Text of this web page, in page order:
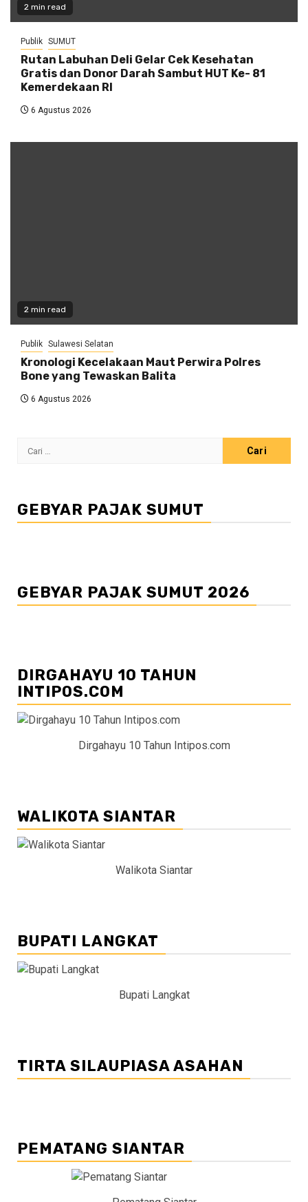
2 min read
Publik SUMUT
Rutan Labuhan Deli Gelar Cek Kesehatan
Gratis dan Donor Darah Sambut HUT Ke- 81
Kemerdekaan RI
6 Agustus 2026
2 min read
Publik Sulawesi Selatan
Kronologi Kecelakaan Maut Perwira Polres
Bone yang Tewaskan Balita
6 Agustus 2026
Cari
GEBYAR PAJAK SUMUT
GEBYAR PAJAK SUMUT 2026
DIRGAHAYU 10 TAHUN
INTIPOS.COM
Dirgahayu 10 Tahun Intipos.com
WALIKOTA SIANTAR
Walikota Siantar
BUPATI LANGKAT
Bupati Langkat
TIRTA SILAUPIASA ASAHAN
PEMATANG SIANTAR